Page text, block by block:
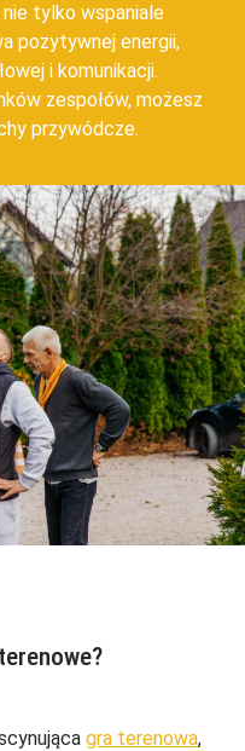
tylko wspaniale
pozytywnej energii,
i komunikacji.
zespołów, możesz
przywódcze.
gra terenowa,